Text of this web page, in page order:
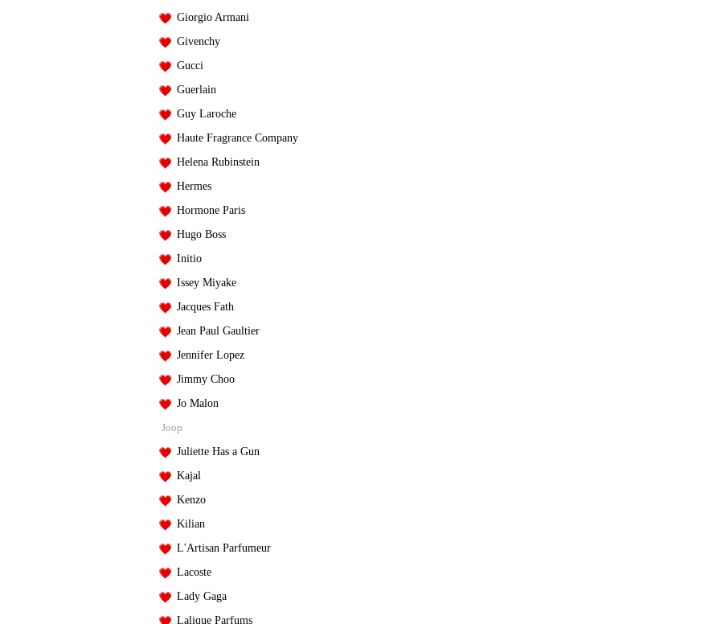
Giorgio Armani
Givenchy
Gucci
Guerlain
Guy Laroche
Haute Fragrance Company
Helena Rubinstein
Hermes
Hormone Paris
Hugo Boss
Initio
Issey Miyake
Jacques Fath
Jean Paul Gaultier
Jennifer Lopez
Jimmy Choo
Jo Malon
Joop
Juliette Has a Gun
Kajal
Kenzo
Kilian
L'Artisan Parfumeur
Lacoste
Lady Gaga
Lalique Parfums